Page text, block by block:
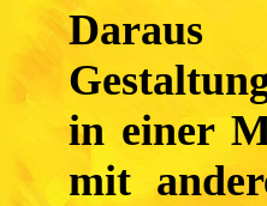
Daraus
in einer
mit